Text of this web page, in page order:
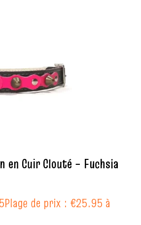
en Cuir Clouté – Fuchsia
Plage de prix : €25.95 à